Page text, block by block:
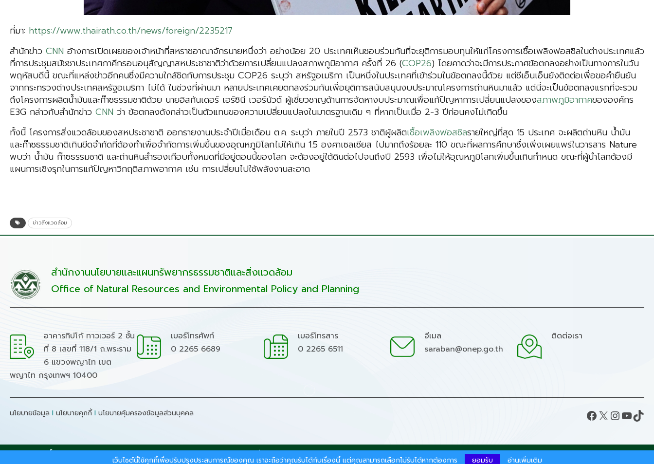
ที่มา: https://www.thairath.co.th/news/foreign/2235217
สำนักข่าว CNN อ้างการเปิดเผยของเจ้าหน้าที่สหราชอาณาจักรนายหนึ่งว่า อย่างน้อย 20 ประเทศเห็นชอบร่วมกันที่จะยุติการมอบทุนให้แก่โครงการเชื้อเพลิงฟอสซิลในต่างประเทศแล้ว
ที่การประชุมสมัชชาประเทศภาคีกรอบอนุสัญญาสหประชาชาติว่าด้วยการเปลี่ยนแปลงสภาพภูมิอากาศ ครั้งที่ 26 (COP26) โดยคาดว่าจะมีการประกาศข้อตกลงอย่างเป็นทางการในวัน
พฤหัสบดีนี้ ขณะที่แหล่งข่าวอีกคนซึ่งมีความใกล้ชิดกับการประชุม COP26 ระบุว่า สหรัฐอเมริกา เป็นหนึ่งในประเทศที่เข้าร่วมในข้อตกลงนี้ด้วย แต่ซีเอ็นเอ็นยังติดต่อเพื่อขอคำยืนยัน
จากกระทรวงต่างประเทศสหรัฐอเมริกา ไม่ได้ ในช่วงที่ผ่านมา หลายประเทศเคยตกลงร่วมกันเพื่อยุติการสนับสนุนงบประมาณโครงการถ่านหินมาแล้ว แต่นี่จะเป็นข้อตกลงแรกที่จะรวม
ถึงโครงการผลิตน้ำมันและก๊าซธรรมชาติด้วย นายอิสกันเดอร์ เอร์ซินี เวอร์นัวต์ ผู้เชี่ยวชาญด้านการจัดหางบประมาณเพื่อแก้ปัญหาการเปลี่ยนแปลงของสภาพภูมิอากาศขององค์กร
E3G กล่าวกับสำนักข่าว CNN ว่า ข้อตกลงดังกล่าวเป็นตัวแทนของความเปลี่ยนแปลงในมาตรฐานเดิม ๆ ที่หากเป็นเมื่อ 2-3 ปีก่อนคงไม่เกิดขึ้น
ทั้งนี้ โครงการสิ่งแวดล้อมของสหประชาชาติ ออกรายงานประจำปีเมื่อเดือน ต.ค. ระบุว่า ภายในปี 2573 ชาติผู้ผลิตเชื้อเพลิงฟอสซิลรายใหญ่ที่สุด 15 ประเทศ จะผลิตถ่านหิน น้ำมัน
และก๊าซธรรมชาติเกินขีดจำกัดที่ต้องทำเพื่อจำกัดการเพิ่มขึ้นของอุณหภูมิโลกไม่ให้เกิน 1.5 องศาเซลเซียส ไปมากถึงร้อยละ 110 ขณะที่ผลการศึกษาซึ่งเพิ่งเผยแพร่ในวารสาร Nature
พบว่า น้ำมัน ก๊าซธรรมชาติ และถ่านหินสำรองเกือบทั้งหมดที่มีอยู่ตอนนี้ของโลก จะต้องอยู่ใต้ดินต่อไปจนถึงปี 2593 เพื่อไม่ให้อุณหภูมิโลกเพิ่มขึ้นเกินกำหนด ขณะที่ผู้นำโลกต้องมี
แผนการเชิงรุกในการแก้ปัญหาวิกฤติสภาพอากาศ เช่น การเปลี่ยนไปใช้พลังงานสะอาด
ข่าวสิ่งแวดล้อม
สำนักงานนโยบายและแผนทรัพยากรธรรมชาติและสิ่งแวดล้อม
Office of Natural Resources and Environmental Policy and Planning
อาคารทิปโก้ ทาวเวอร์ 2 ชั้น
ที่ 8 เลขที่ 118/1 ถ.พระราม
6 แขวงพญาไท เขต
พญาไท กรุงเทพฯ 10400
เบอร์โทรศัพท์
0 2265 6689
เบอร์โทรสาร
0 2265 6511
อีเมล
saraban@onep.go.th
ติดต่อเรา
นโยบายข้อมูล I นโยบายคุกกี้ I นโยบายคุ้มครองข้อมูลส่วนบุคคล Facebook X InstagramYouTube TikTok
สงวนลิขสิทธิ์ © 2026 - สำนักงานนโยบายและแผนทรัพยากรธรรมชาติและสิ่งแวดล้อม.
เว็บไซต์นี้ใช้คุกกี้เพื่อปรับปรุงประสบการณ์ของคุณ เราจะถือว่าคุณรับได้กับเรื่องนี้ แต่คุณสามารถเลือกไม่รับได้หากต้องการ ยอมรับ อ่านเพิ่มเติม